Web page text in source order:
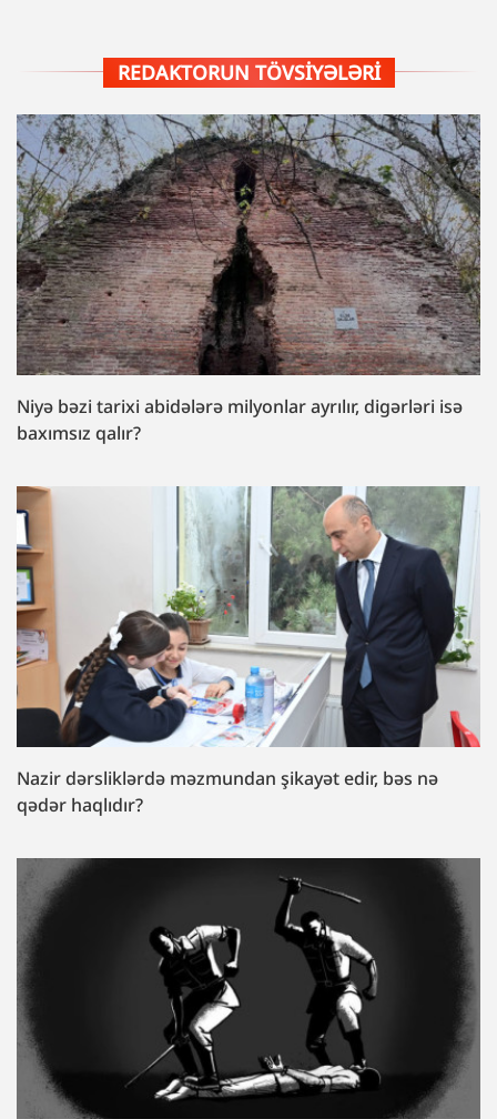
REDAKTORUN TÖVSIYƏLƏRI
Niyə bəzi tarixi abidələrə milyonlar ayrılır, digərləri isə
baxımsız qalır?
Nazir dərsliklərdə məzmundan şikayət edir, bəs nə
qədər haqlıdır?